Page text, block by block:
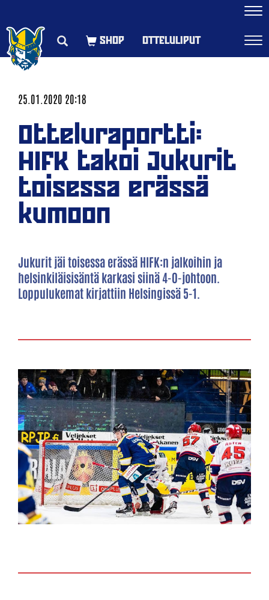
OTTELULIPUT
25.01.2020 20:18
Otteluraportti:
HIFK takoi Jukurit
toisessa erässä
kumoon
Jukurit jäi toisessa erässä HIFK:n jalkoihin ja
helsinkiläisisäntä karkasi siinä 4-0-johtoon.
Loppulukemat kirjattiin Helsingissä 5-1.